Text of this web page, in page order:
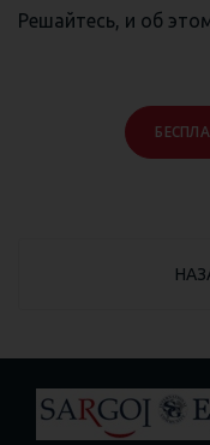
Решайтесь, и об